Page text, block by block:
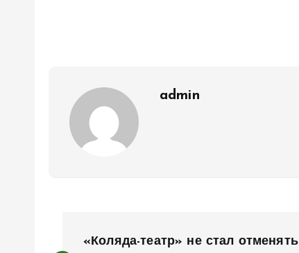
admin
«Коляда-театр» не стал отменять